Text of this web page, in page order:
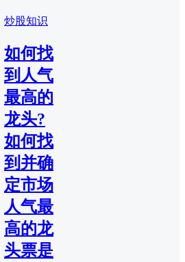
炒股知识
如何找
到人气
最高的
龙头?
如何找
到并确
定市场
人气最
高的龙
头票是